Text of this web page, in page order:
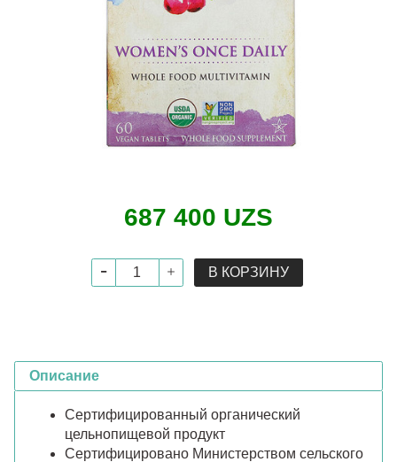
687 400 UZS
В КОРЗИНУ
Описание
Сертифицированный органический
цельнопищевой продукт
Сертифицировано Министерством сельского